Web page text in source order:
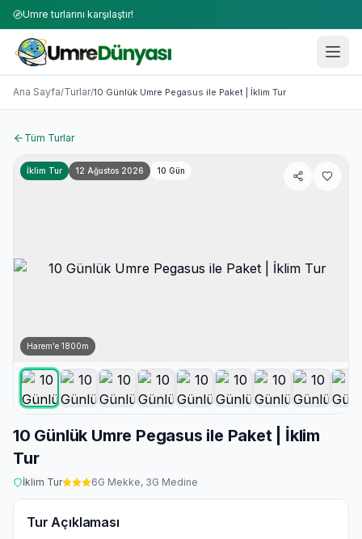
Umre turlarını karşılaştır!
Umre Turları 2026-2027 | 50+ Firma Karşılaştırması
10 Günlük Umre Pegasus ile Paket | İklim Tur
Ana Sayfa/Turlar/10 Günlük Umre Pegasus ile Paket | İklim Tur
Tüm Turlar
İklim Tur 12 Ağustos 2026 10 Gün
Harem'e 1800m
10 Günlük Umre Pegasus ile Paket | İklim
Tur
İklim Tur 6G Mekke, 3G Medine
Tur Açıklaması